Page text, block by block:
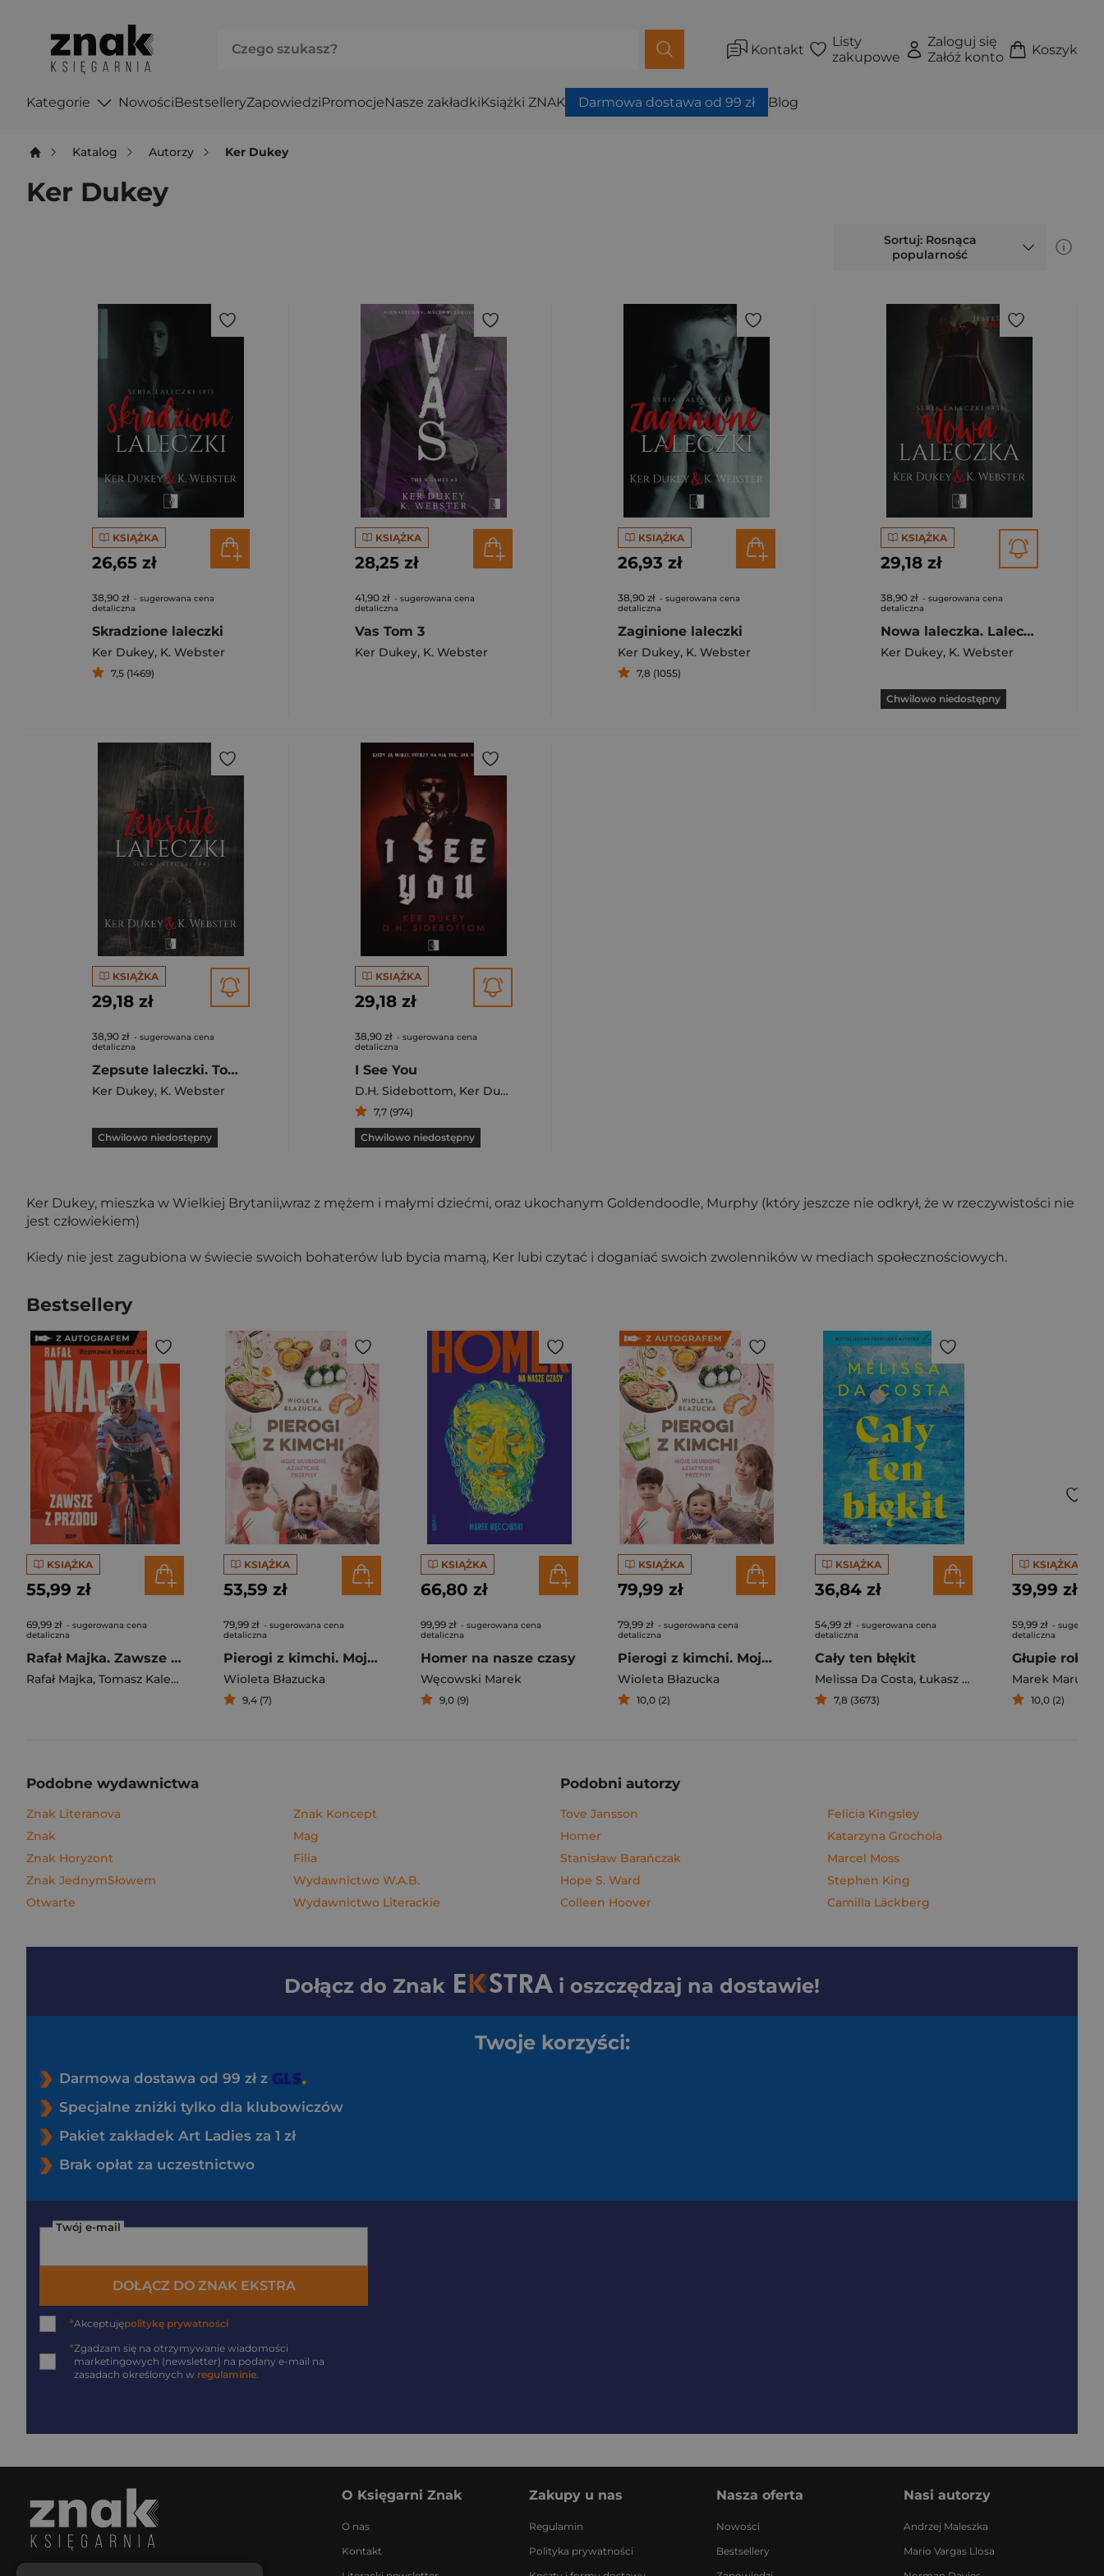
Kontakt
Listy
zakupowe
Zaloguj się
Załóż konto
Koszyk
Kategorie NowościBestselleryZapowiedziPromocjeNasze zakładkiKsiążki ZNAK Darmowa dostawa od 99 zł Blog
Katalog Autorzy Ker Dukey
Ker Dukey
Sortuj: Rosnąca
popularność
KSIĄŻKA
26,65 zł
38,90 zł - sugerowana cena
detaliczna
Skradzione laleczki
Ker Dukey, K. Webster
7,5 (1469)
KSIĄŻKA
28,25 zł
41,90 zł - sugerowana cena
detaliczna
Vas Tom 3
Ker Dukey, K. Webster
KSIĄŻKA
26,93 zł
38,90 zł - sugerowana cena
detaliczna
Zaginione laleczki
Ker Dukey, K. Webster
7,8 (1055)
KSIĄŻKA
29,18 zł
38,90 zł - sugerowana cena
detaliczna
Nowa laleczka. Laleczki. Tom 3
Ker Dukey, K. Webster
Chwilowo niedostępny
KSIĄŻKA
29,18 zł
38,90 zł - sugerowana cena
detaliczna
Zepsute laleczki. Tom 4
Ker Dukey, K. Webster
Chwilowo niedostępny
KSIĄŻKA
29,18 zł
38,90 zł - sugerowana cena
detaliczna
I See You
D.H. Sidebottom, Ker Dukey
7,7 (974)
Chwilowo niedostępny
Ker Dukey, mieszka w Wielkiej Brytanii,wraz z mężem i małymi dziećmi, oraz ukochanym Goldendoodle, Murphy (który jeszcze nie odkrył, że w rzeczywistości nie
jest człowiekiem)
Kiedy nie jest zagubiona w świecie swoich bohaterów lub bycia mamą, Ker lubi czytać i doganiać swoich zwolenników w mediach społecznościowych.
Bestsellery
KSIĄŻKA
55,99 zł
69,99 zł - sugerowana cena
detaliczna
Rafał Majka. Zawsze z przodu. Rozmawia Tomasz Kalemba - książka z autografem
Rafał Majka, Tomasz Kalemba
KSIĄŻKA
53,59 zł
79,99 zł - sugerowana cena
detaliczna
Pierogi z kimchi. Moje ulubione azjatyckie przepisy
Wioleta Błazucka
9,4 (7)
KSIĄŻKA
66,80 zł
99,99 zł - sugerowana cena
detaliczna
Homer na nasze czasy
Węcowski Marek
9,0 (9)
KSIĄŻKA
79,99 zł
79,99 zł - sugerowana cena
detaliczna
Pierogi z kimchi. Moje ulubione azjatyckie przepisy - książka z autografem
Wioleta Błazucka
10,0 (2)
KSIĄŻKA
36,84 zł
54,99 zł - sugerowana cena
detaliczna
Cały ten błękit
Melissa Da Costa, Łukasz Müller
7,8 (3673)
KSIĄŻKA
39,99 zł
59,99 zł -
detaliczna
Marek
10,0 (2)
Podobne wydawnictwa
Znak Literanova
Znak
Znak Horyzont
Znak JednymSłowem
Otwarte
Znak Koncept
Mag
Filia
Wydawnictwo W.A.B.
Wydawnictwo Literackie
Podobni autorzy
Tove Jansson
Homer
Stanisław Barańczak
Hope S. Ward
Colleen Hoover
Felicia Kingsley
Katarzyna Grochola
Marcel Moss
Stephen King
Camilla Läckberg
Dołącz do Znak i oszczędzaj na dostawie!
Twoje korzyści:
Darmowa dostawa od 99 zł z
Specjalne zniżki tylko dla klubowiczów
Pakiet zakładek Art Ladies za 1 zł
Brak opłat za uczestnictwo
Twój e-mail
DOŁĄCZ DO ZNAK EKSTRA
*Akceptujępolitykę prywatności
*Zgadzam się na otrzymywanie wiadomości
marketingowych (newsletter) na podany e-mail na
zasadach określonych w regulaminie.
O Księgarni Znak
O nas
Kontakt
Zakupy u nas
Regulamin
Polityka prywatności
Nasza oferta
Nowości
Bestsellery
Nasi autorzy
Andrzej Maleszka
Mario Vargas Llosa